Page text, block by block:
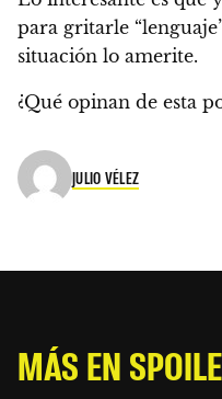
para gritarle
situación lo amerite.
¿Qué opinan de esta
JULIO VÉLEZ
MÁS EN